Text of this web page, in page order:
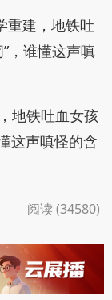
重建，地铁吐
，谁懂这声嗔
地铁吐血女孩
这声嗔怪的含
阅读 (34580)